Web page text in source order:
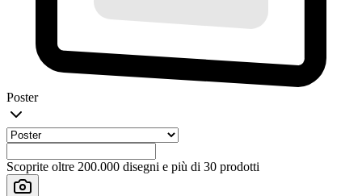
Poster
Scoprite oltre 200.000 disegni e più di 30 prodotti